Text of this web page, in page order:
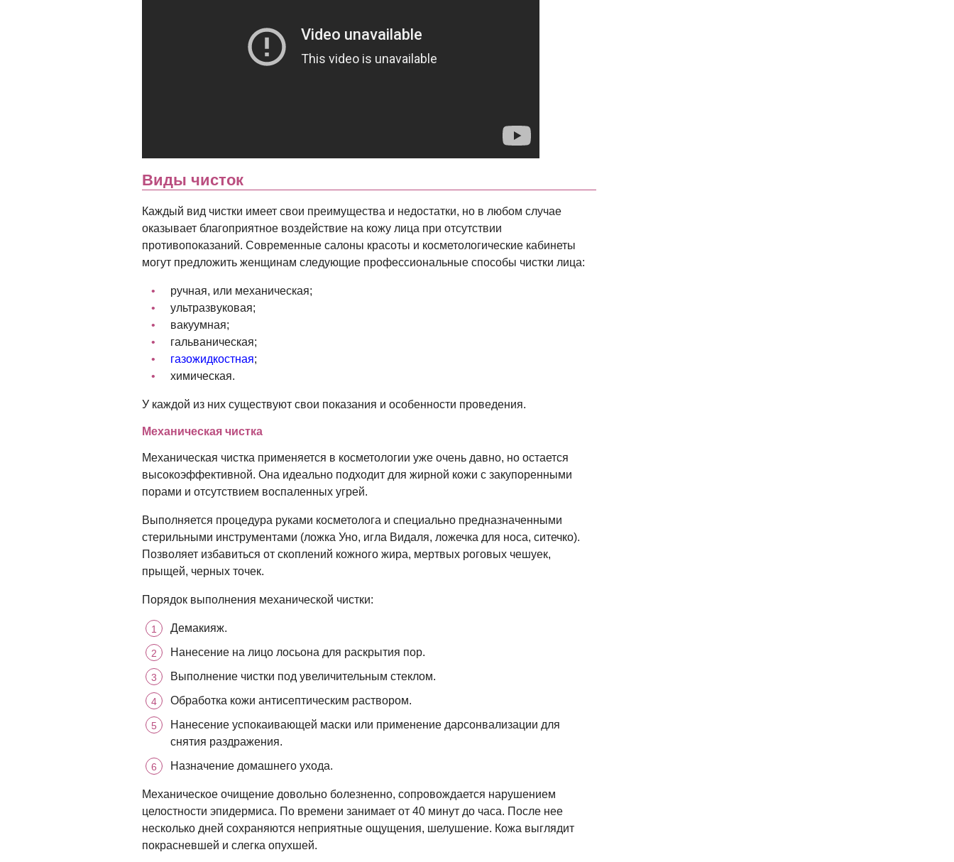
Виды чисток
Каждый вид чистки имеет свои преимущества и недостатки, но в любом случае
оказывает благоприятное воздействие на кожу лица при отсутствии
противопоказаний. Современные салоны красоты и косметологические кабинеты
могут предложить женщинам следующие профессиональные способы чистки лица:
ручная, или механическая;
ультразвуковая;
вакуумная;
гальваническая;
газожидкостная;
химическая.
У каждой из них существуют свои показания и особенности проведения.
Механическая чистка
Механическая чистка применяется в косметологии уже очень давно, но остается
высокоэффективной. Она идеально подходит для жирной кожи с закупоренными
порами и отсутствием воспаленных угрей.
Выполняется процедура руками косметолога и специально предназначенными
стерильными инструментами (ложка Уно, игла Видаля, ложечка для носа, ситечко).
Позволяет избавиться от скоплений кожного жира, мертвых роговых чешуек,
прыщей, черных точек.
Порядок выполнения механической чистки:
Демакияж.
Нанесение на лицо лосьона для раскрытия пор.
Выполнение чистки под увеличительным стеклом.
Обработка кожи антисептическим раствором.
Нанесение успокаивающей маски или применение дарсонвализации для
снятия раздражения.
Назначение домашнего ухода.
Механическое очищение довольно болезненно, сопровождается нарушением
целостности эпидермиса. По времени занимает от 40 минут до часа. После нее
несколько дней сохраняются неприятные ощущения, шелушение. Кожа выглядит
покрасневшей и слегка опухшей.